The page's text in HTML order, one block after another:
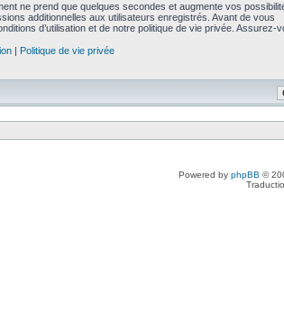
ne prend que quelques secondes et augmente vos
additionnelles aux utilisateurs enregistrés. Avant de vous
d’utilisation et de notre politique de vie privée. Assurez-
| Politique de vie privée
Powered by phpBB ©